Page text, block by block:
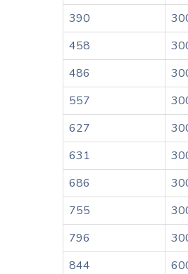
390
458
486
557
627
631
686
755
796
844